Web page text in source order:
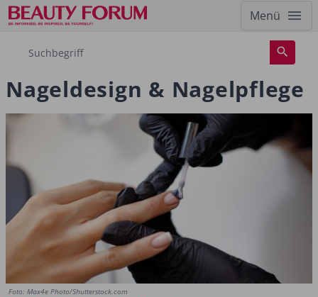
Menü
Nageldesign & Nagelpflege
Foto: Max4e Photo/Shutterstock.com